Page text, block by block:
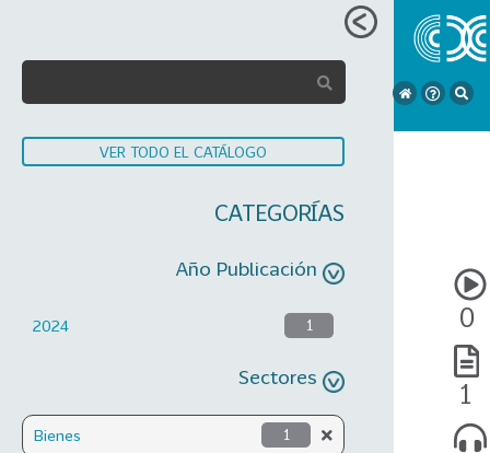
VER TODO EL CATÁLOGO
CATEGORÍAS
Año Publicación
2024 1
Sectores
Bienes 1
0
1